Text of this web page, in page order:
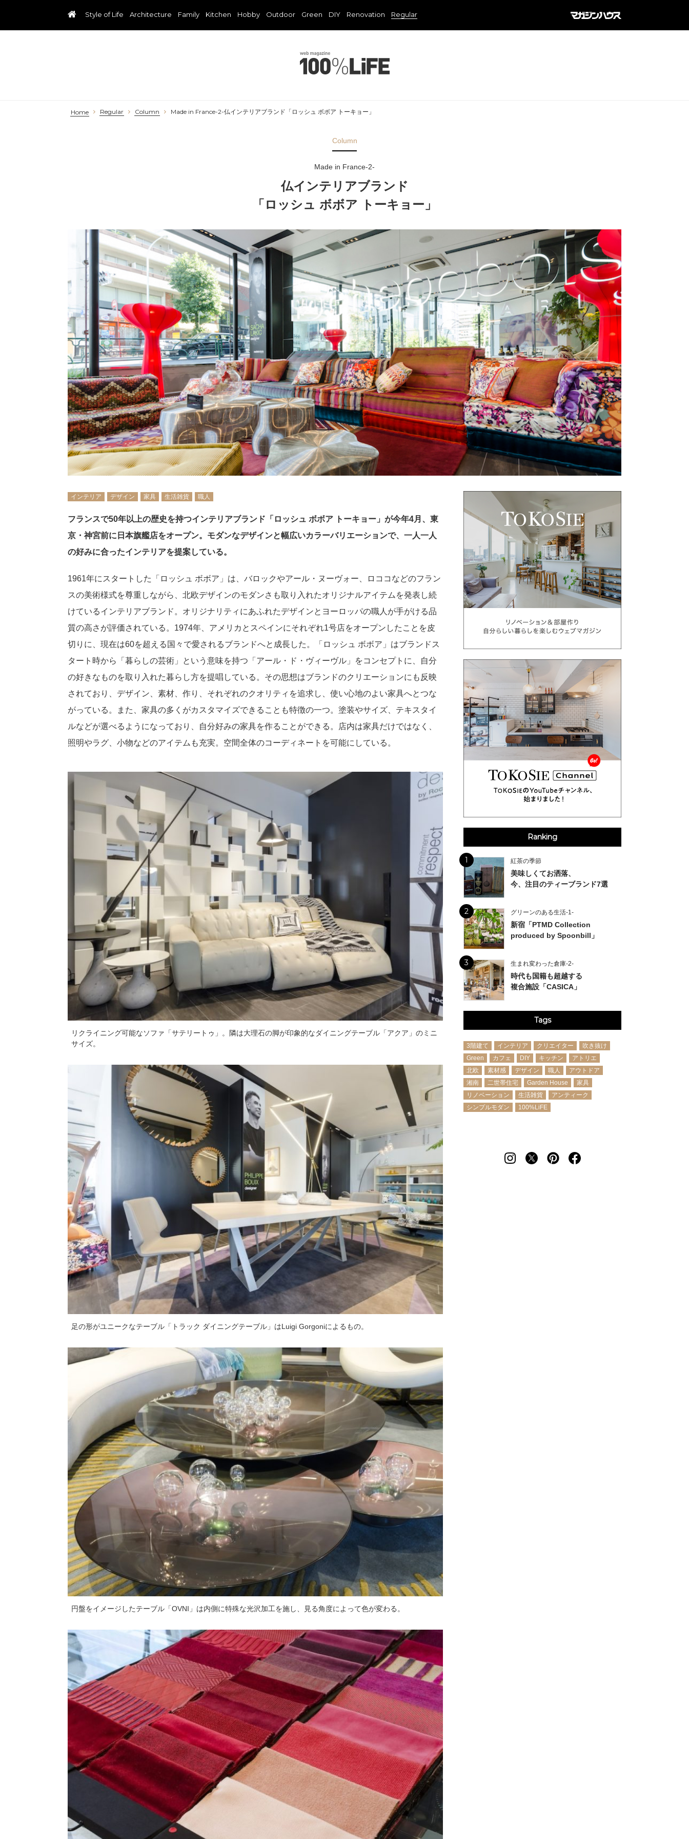
Style of Life Architecture Family Kitchen Hobby Outdoor Green DIY Renovation Regular
Home Regular Column Made in France-2-仏インテリアブランド「ロッシュ ボボア トーキョー」
Column
Made in France-2-
仏インテリアブランド
「ロッシュ ボボア トーキョー」
インテリア デザイン 家具 生活雑貨 職人
フランスで50年以上の歴史を持つインテリアブランド「ロッシュ ボボア トーキョー」が今年4月、東
京・神宮前に日本旗艦店をオープン。モダンなデザインと幅広いカラーバリエーションで、一人一人
の好みに合ったインテリアを提案している。
1961年にスタートした「ロッシュ ボボア」は、バロックやアール・ヌーヴォー、ロココなどのフラン
スの美術様式を尊重しながら、北欧デザインのモダンさも取り入れたオリジナルアイテムを発表し続
けているインテリアブランド。オリジナリティにあふれたデザインとヨーロッパの職人が手がける品
質の高さが評価されている。1974年、アメリカとスペインにそれぞれ1号店をオープンしたことを皮
切りに、現在は60を超える国々で愛されるブランドへと成長した。「ロッシュ ボボア」はブランドス
タート時から「暮らしの芸術」という意味を持つ「アール・ド・ヴィーヴル」をコンセプトに、自分
の好きなものを取り入れた暮らし方を提唱している。その思想はブランドのクリエーションにも反映
されており、デザイン、素材、作り、それぞれのクオリティを追求し、使い心地のよい家具へとつな
がっている。また、家具の多くがカスタマイズできることも特徴の一つ。塗装やサイズ、テキスタイ
ルなどが選べるようになっており、自分好みの家具を作ることができる。店内は家具だけではなく、
照明やラグ、小物などのアイテムも充実。空間全体のコーディネートを可能にしている。
リクライニング可能なソファ「サテリートゥ」。隣は大理石の脚が印象的なダイニングテーブル「アクア」のミニ
サイズ。
足の形がユニークなテーブル「トラック ダイニングテーブル」はLuigi Gorgoniによるもの。
円盤をイメージしたテーブル「OVNI」は内側に特殊な光沢加工を施し、見る角度によって色が変わる。
Ranking
1 紅茶の季節
美味しくてお洒落、
今、注目のティーブランド7選
2 グリーンのある生活-1-
新宿「PTMD Collection
produced by Spoonbill」
3 生まれ変わった倉庫-2-
時代も国籍も超越する
複合施設「CASICA」
Tags
3階建て インテリア クリエイター
吹き抜け
Green
カフェ DIY キッチン
アトリエ
北欧
素材感 デザイン 職人
アウトドア
湘南
二世帯住宅 Garden House
家具
リノベーション
生活雑貨
アンティーク
シンプルモダン
100%LiFE